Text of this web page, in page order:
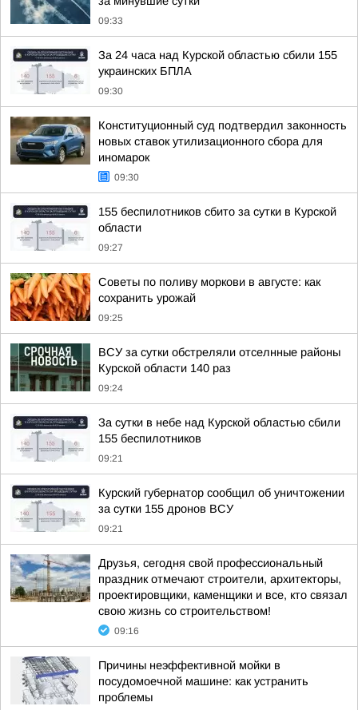
09:33
За 24 часа над Курской областью сбили 155
украинских БПЛА
09:30
Конституционный суд подтвердил законность
новых ставок утилизационного сбора для
иномарок
09:30
155 беспилотников сбито за сутки в Курской
области
09:27
Советы по поливу моркови в августе: как
сохранить урожай
09:25
ВСУ за сутки обстреляли отселнные районы
Курской области 140 раз
09:24
За сутки в небе над Курской областью сбили
155 беспилотников
09:21
Курский губернатор сообщил об уничтожении
за сутки 155 дронов ВСУ
09:21
Друзья, сегодня свой профессиональный
праздник отмечают строители, архитекторы,
проектировщики, каменщики и все, кто связал
свою жизнь со строительством!
09:16
Причины неэффективной мойки в
посудомоечной машине: как устранить
проблемы